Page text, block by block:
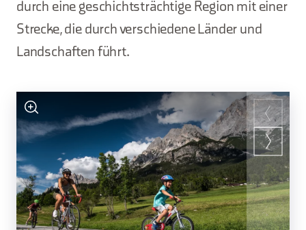
durch eine geschichtsträchtige Region mit einer
Strecke, die durch verschiedene Länder und
Landschaften führt.